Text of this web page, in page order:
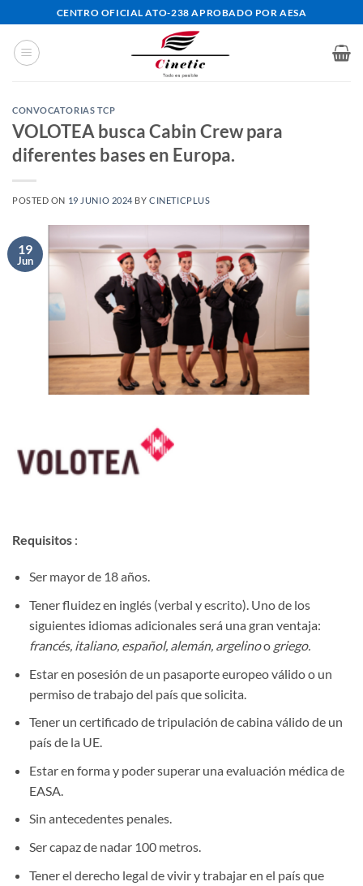
al
contenido
CENTRO OFICIAL ATO-238 APROBADO POR AESA
CONVOCATORIAS TCP
VOLOTEA busca Cabin Crew para
diferentes bases en Europa.
POSTED ON 19 JUNIO 2024 BYCINETICPLUS
19
Jun
Requisitos :
Ser mayor de 18 años.
Tener fluidez en inglés (verbal y escrito). Uno de los
siguientes idiomas adicionales será una gran ventaja:
francés, italiano, español, alemán, argelinoogriego.
Estar en posesión de un pasaporte europeo válido o un
permiso de trabajo del país que solicita.
Tener un certificado de tripulación de cabina válido de un
país de la UE.
Estar en forma y poder superar una evaluación médica de
EASA.
Sin antecedentes penales.
Ser capaz de nadar 100 metros.
Tener el derecho legal de vivir y trabajar en el país que